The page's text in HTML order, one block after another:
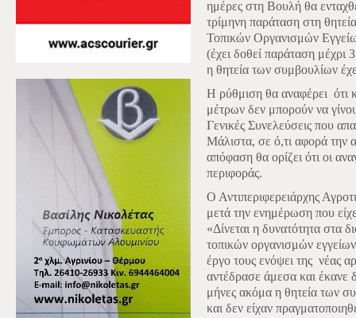
ημέρες στη Βουλή θα
τρίμηνη παράταση στη
Τοπικών Οργανισμών
(έχει δοθεί παράταση μέχρι
η θητεία των συμβουλίων
Η ρύθμιση θα αναφέρει ότι
μέτρων δεν μπορούν να
Γενικές Συνελεύσεις που
Μάλιστα, σε ό,τι αφορά την
απόφαση θα ορίζει ότι οι
περιφοράς.
Ο Αντιπεριφερειάρχης
μετά την ενημέρωση που
«Δίνεται η δυνατότητα στα
τοπικών οργανισμών
έργο τους ενόψει της νέας
αντέδρασε άμεσα και έκανε
μήνες ακόμα η θητεία των
και δεν είχαν